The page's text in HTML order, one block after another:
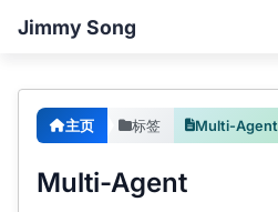
Jimmy Song
主页 标签 Multi-Agent
Multi-Agent